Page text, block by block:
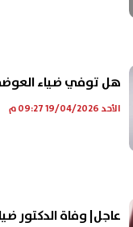
هل توفي ضياء
الأحد 19/04/2026 09:27 م
عاجل| وفاة الدكتور